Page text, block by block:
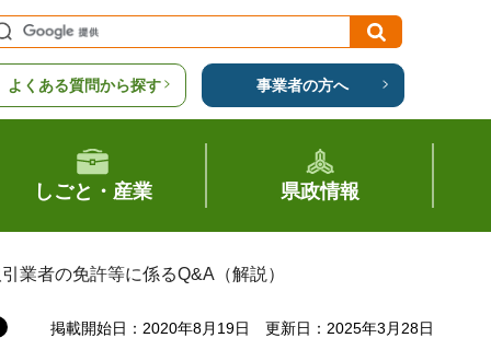
よくある質問から探す 事業者の方へ
しごと・産業 県政情報
業者の免許等に係るQ&A（解説）
掲載開始日：2020年8月19日 更新日：2025年3月28日